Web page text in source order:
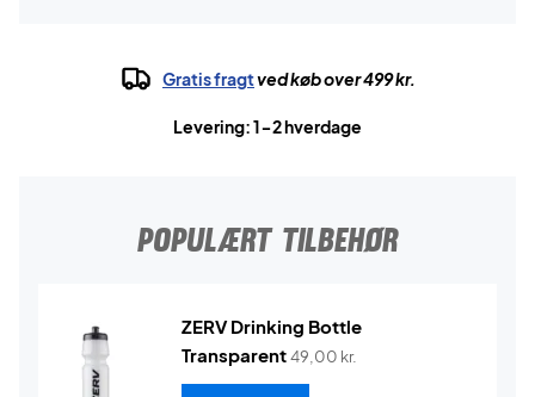
Gratis fragtved køb over 499 kr.
Levering: 1-2 hverdage
POPULÆRT TILBEHØR
ZERV Drinking Bottle
Transparent49,00 kr.